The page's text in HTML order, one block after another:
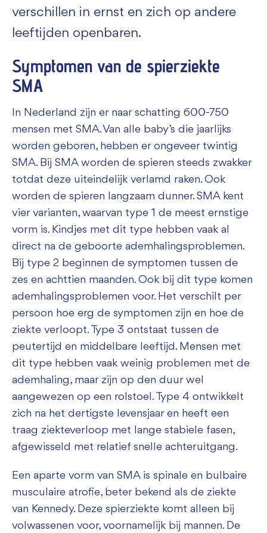
verschillen in ernst en zich op andere
leeftijden openbaren.
Symptomen van de spierziekte
SMA
In Nederland zijn er naar schatting 600-750
mensen met SMA. Van alle baby’s die jaarlijks
worden geboren, hebben er ongeveer twintig
SMA. Bij SMA worden de spieren steeds zwakker
totdat deze uiteindelijk verlamd raken. Ook
worden de spieren langzaam dunner. SMA kent
vier varianten, waarvan type 1 de meest ernstige
vorm is. Kindjes met dit type hebben vaak al
direct na de geboorte ademhalingsproblemen.
Bij type 2 beginnen de symptomen tussen de
zes en achttien maanden. Ook bij dit type komen
ademhalingsproblemen voor. Het verschilt per
persoon hoe erg de symptomen zijn en hoe de
ziekte verloopt. Type 3 ontstaat tussen de
peutertijd en middelbare leeftijd. Mensen met
dit type hebben vaak weinig problemen met de
ademhaling, maar zijn op den duur wel
aangewezen op een rolstoel. Type 4 ontwikkelt
zich na het dertigste levensjaar en heeft een
traag ziekteverloop met lange stabiele fasen,
afgewisseld met relatief snelle achteruitgang.
Een aparte vorm van SMA is spinale en bulbaire
musculaire atrofie, beter bekend als de ziekte
van Kennedy. Deze spierziekte komt alleen bij
volwassenen voor, voornamelijk bij mannen. De